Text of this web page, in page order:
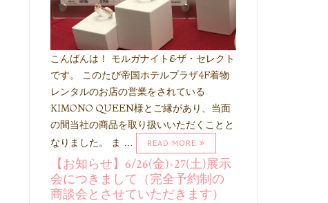
こんばんは！ モルガナイト&ザ・セレクト
です。 このたび帝国ホテルプラザ4F着物
レンタルのお店の営業をされている
KIMONO QUEEN様とご縁があり、当面
の間当社の商品を取り扱いいただくことと
なりました。 ま …
READ MORE
【お知らせ】6/26(金)-27(土)展示
会につきまして（完全予約制の
商談会とさせていただきます）